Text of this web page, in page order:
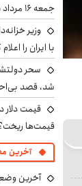
جمعه ۱۶ مرداد ۱۴۰۵
وزیر
با ایران را
سحر
شد، قصد
قیمت‌ها
آخرین
آخرین